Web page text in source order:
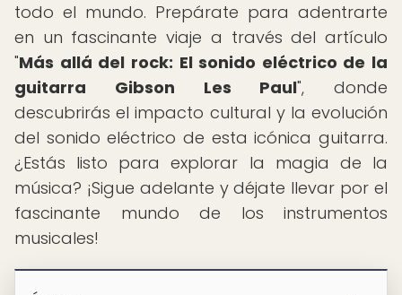
todo el mundo. Prepárate para adentrarte
en un fascinante viaje a través del artículo
"Más allá del rock: El sonido eléctrico de la
guitarra Gibson Les Paul", donde
descubrirás el impacto cultural y la evolución
del sonido eléctrico de esta icónica guitarra.
¿Estás listo para explorar la magia de la
música? ¡Sigue adelante y déjate llevar por el
fascinante mundo de los instrumentos
musicales!